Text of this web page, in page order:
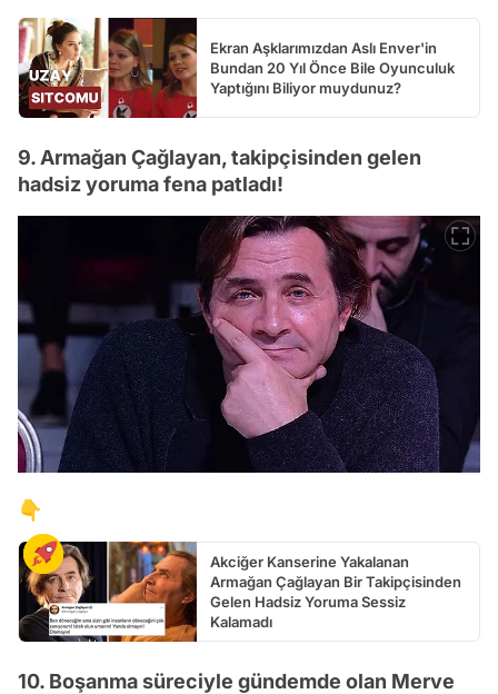
Ekran Aşklarımızdan Aslı Enver'in
Bundan 20 Yıl Önce Bile Oyunculuk
Yaptığını Biliyor muydunuz?
9. Armağan Çağlayan, takipçisinden gelen
hadsiz yoruma fena patladı!
👇
Akciğer Kanserine Yakalanan
Armağan Çağlayan Bir Takipçisinden
Gelen Hadsiz Yoruma Sessiz
Kalamadı
10. Boşanma süreciyle gündemde olan Merve